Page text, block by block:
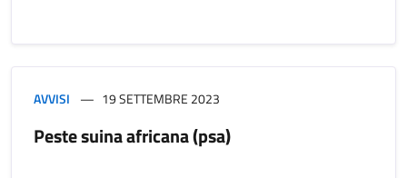
AVVISI 19 SETTEMBRE 2023
Peste suina africana (psa)